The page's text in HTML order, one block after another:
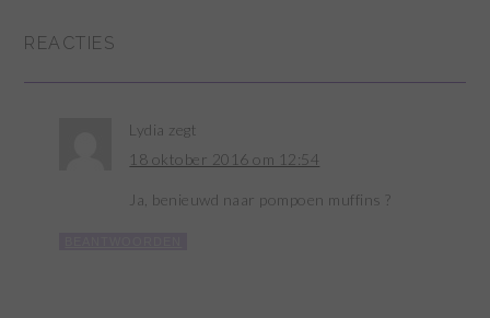
REACTIES
Lydia zegt
18 oktober 2016 om 12:54
Ja, benieuwd naar pompoen muffins ?